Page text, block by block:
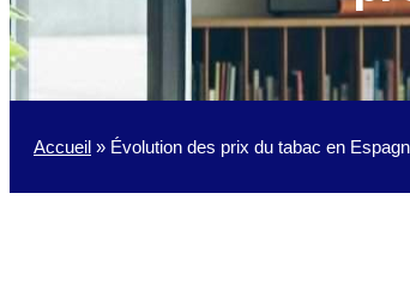
Accueil » Évolution des prix du tabac en